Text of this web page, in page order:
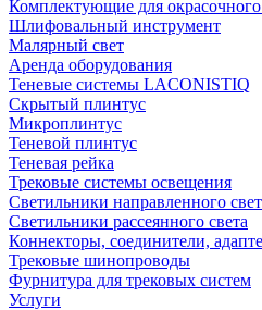
Комплектующие для
Шлифовальный инструмент
Малярный свет
Аренда оборудования
Теневые системы LACONISTIQ
Скрытый плинтус
Микроплинтус
Теневой плинтус
Теневая рейка
Трековые системы освещения
Светильники направленного
Светильники рассеянного света
Коннекторы, соединители,
Трековые шинопроводы
Фурнитура для трековых систем
Услуги